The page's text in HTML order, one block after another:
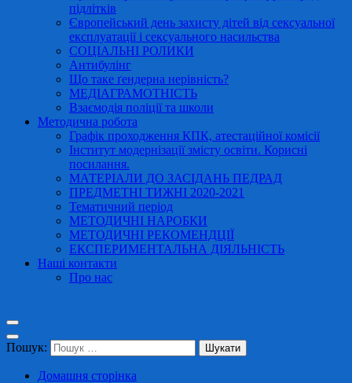
підлітків
Європейський день захисту дітей від сексуальної
експлуатації і сексуального насильства
СОЦІАЛЬНІ РОЛИКИ
Антибулінг
Що таке ґендерна нерівність?
МЕДІАГРАМОТНІСТЬ
Взаємодія поліції та школи
Методична робота
Графік проходження КПК, атестаційної комісії
Інститут модернізації змісту освіти. Корисні
посилання.
МАТЕРІАЛИ ДО ЗАСІДАНЬ ПЕДРАД
ПРЕДМЕТНІ ТИЖНІ 2020-2021
Тематичний період
МЕТОДИЧНІ НАРОБКИ
МЕТОДИЧНІ РЕКОМЕНДЦІЇ
ЕКСПЕРИМЕНТАЛЬНА ДІЯЛЬНІСТЬ
Наші контакти
Про нас
Пошук:
Домашня сторінка